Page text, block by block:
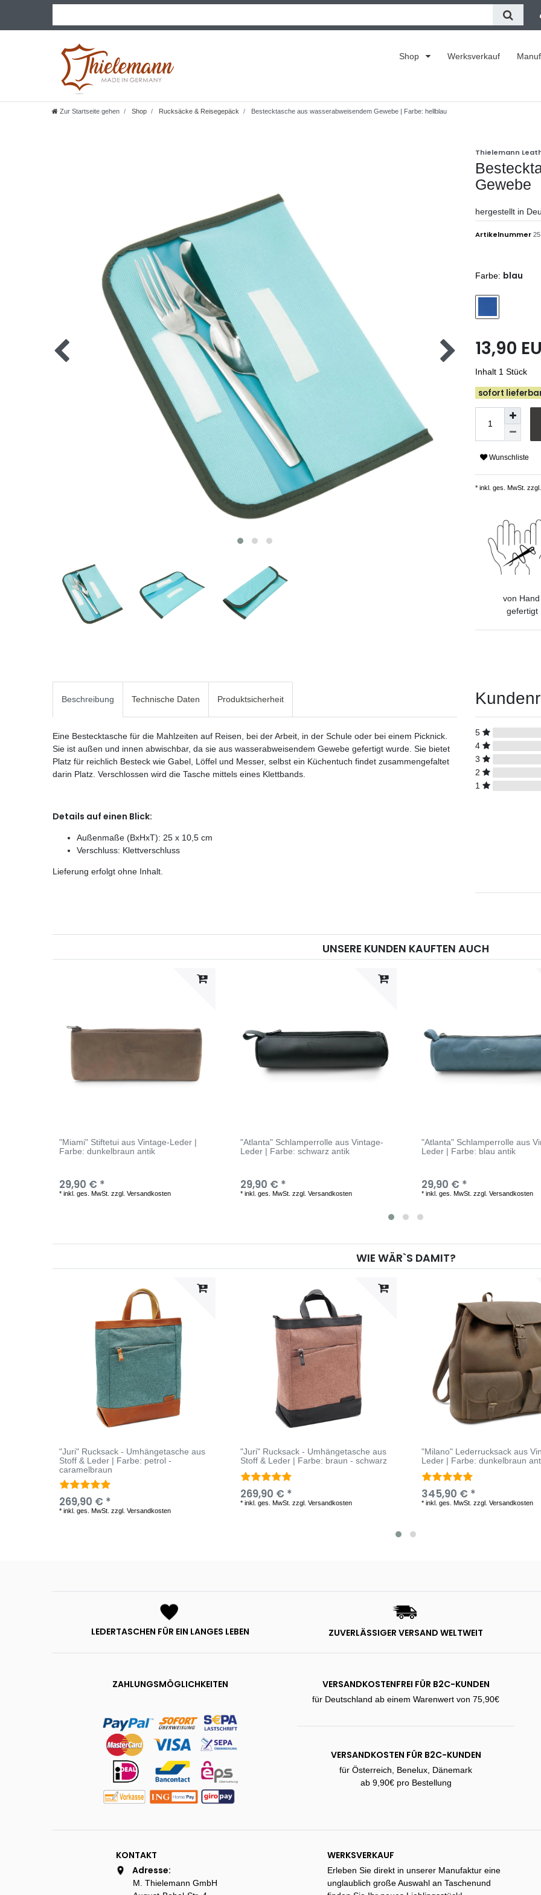
Shop Werksverkauf
Zur Startseite gehen Shop Rucksäcke & Reisegepäck Bestecktasche aus wasserabweisendem Gewebe | Farbe: hellblau
Thielemann
Gewebe
hergestellt in
Artikelnummer
Farbe: blau
13,90
Inhalt 1 Stück
sofort
Wunschliste
* inkl. ges. MwSt. zzgl.
von Hand
gefertigt
Beschreibung Technische Daten Produktsicherheit
Eine Bestecktasche für die Mahlzeiten auf Reisen, bei der Arbeit, in der Schule oder bei einem Picknick.
Sie ist außen und innen abwischbar, da sie aus wasserabweisendem Gewebe gefertigt wurde. Sie bietet
Platz für reichlich Besteck wie Gabel, Löffel und Messer, selbst ein Küchentuch findet zusammengefaltet
darin Platz. Verschlossen wird die Tasche mittels eines Klettbands.
Details auf einen Blick:
Außenmaße (BxHxT): 25 x 10,5 cm
Verschluss: Klettverschluss
Lieferung erfolgt ohne Inhalt.
5
4
3
2
1
UNSERE KUNDEN KAUFTEN AUCH
"Miami" Stiftetui aus Vintage-Leder |
Farbe: dunkelbraun antik
29,90 € *
*inkl. ges. MwSt. zzgl.Versandkosten
"Atlanta" Schlamperrolle aus Vintage-
Leder | Farbe: schwarz antik
29,90 € *
*inkl. ges. MwSt. zzgl.Versandkosten
"Atlanta" Schlamperrolle aus
Leder | Farbe: blau antik
29,90 € *
*inkl. ges. MwSt. zzgl.Versandkosten
WIE WÄR`S DAMIT?
"Juri" Rucksack - Umhängetasche aus
Stoff & Leder | Farbe: petrol -
caramelbraun
269,90 € *
*inkl. ges. MwSt. zzgl.Versandkosten
"Juri" Rucksack - Umhängetasche aus
Stoff & Leder | Farbe: braun - schwarz
269,90 € *
*inkl. ges. MwSt. zzgl.Versandkosten
"Milano" Lederrucksack aus
Leder | Farbe: dunkelbraun
345,90 € *
*inkl. ges. MwSt. zzgl.Versandkosten
LEDERTASCHEN FÜR EIN LANGES LEBEN ZUVERLÄSSIGER VERSAND WELTWEIT
ZAHLUNGSMÖGLICHKEITEN VERSANDKOSTENFREI FÜR B2C-KUNDEN
für Deutschland ab einem Warenwert von 75,90€
VERSANDKOSTEN FÜR B2C-KUNDEN
für Österreich, Benelux, Dänemark
ab 9,90€ pro Bestellung
KONTAKT
Adresse:
M. Thielemann GmbH
WERKSVERKAUF
Erleben Sie direkt in unserer Manufaktur eine
unglaublich große Auswahl an Taschenund